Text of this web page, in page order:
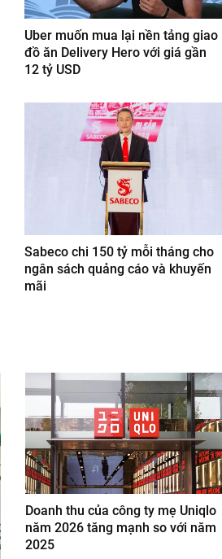
Uber muốn mua lại nền tảng giao
đồ ăn Delivery Hero với giá gần
12 tỷ USD
Sabeco chi 150 tỷ mỗi tháng cho
ngân sách quảng cáo và khuyến
mãi
Doanh thu của công ty mẹ Uniqlo
năm 2026 tăng mạnh so với năm
2025